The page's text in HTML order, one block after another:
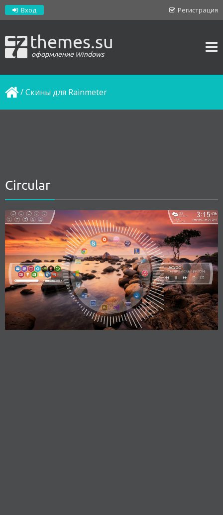
Регистрация
Вход
themes.su
оформление Windows
/Скины для Rainmeter
Circular